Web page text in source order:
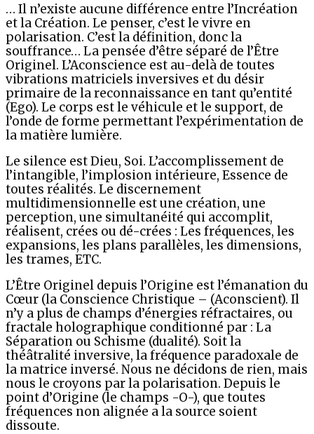
… Il n’existe aucune différence entre l’Incréation
et la Création. Le penser, c’est le vivre en
polarisation. C’est la définition, donc la
souffrance… La pensée d’être séparé de l’Être
Originel. L’Aconscience est au-delà de toutes
vibrations matriciels inversives et du désir
primaire de la reconnaissance en tant qu’entité
(Ego). Le corps est le véhicule et le support, de
l’onde de forme permettant l’expérimentation de
la matière lumière.
Le silence est Dieu, Soi. L’accomplissement de
l’intangible, l’implosion intérieure, Essence de
toutes réalités. Le discernement
multidimensionnelle est une création, une
perception, une simultanéité qui accomplit,
réalisent, crées ou dé-crées : Les fréquences, les
expansions, les plans parallèles, les dimensions,
les trames, ETC.
L’Être Originel depuis l’Origine est l’émanation du
Cœur (la Conscience Christique – (Aconscient). Il
n’y a plus de champs d’énergies réfractaires, ou
fractale holographique conditionné par : La
Séparation ou Schisme (dualité). Soit la
théâtralité inversive, la fréquence paradoxale de
la matrice inversé. Nous ne décidons de rien, mais
nous le croyons par la polarisation. Depuis le
point d’Origine (le champs -O-), que toutes
fréquences non alignée a la source soient
dissoute.